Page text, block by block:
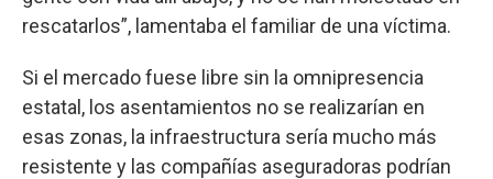
rescatarlos”, lamentaba el familiar de una víctima.
Si el mercado fuese libre sin la omnipresencia
estatal, los asentamientos no se realizarían en
esas zonas, la infraestructura sería mucho más
resistente y las compañías aseguradoras podrían